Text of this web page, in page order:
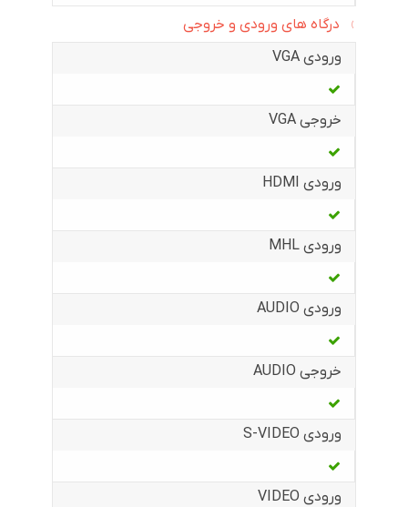
درگاه های ورودی و خروجی
ورودی VGA
خروجی VGA
ورودی HDMI
ورودی MHL
ورودی AUDIO
خروجی AUDIO
ورودی S-VIDEO
ورودی VIDEO